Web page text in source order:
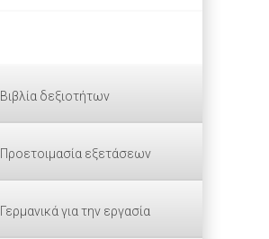
Βιβλία δεξιοτήτων
Προετοιμασία εξετάσεων
Γερμανικά για την εργασία